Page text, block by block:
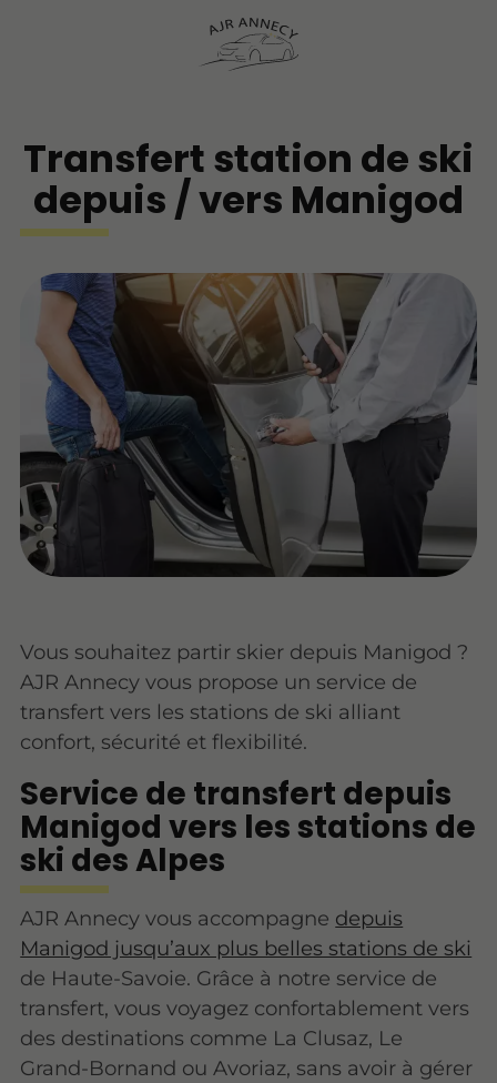
Transfert station de ski
depuis / vers Manigod
Vous souhaitez partir skier depuis Manigod ?
AJR Annecy vous propose un service de
transfert vers les stations de ski alliant
confort, sécurité et flexibilité.
Service de transfert depuis
Manigod vers les stations de
ski des Alpes
AJR Annecy vous accompagne depuis
Manigod jusqu’aux plus belles stations de ski
de Haute-Savoie. Grâce à notre service de
transfert, vous voyagez confortablement vers
des destinations comme La Clusaz, Le
Grand-Bornand ou Avoriaz, sans avoir à gérer